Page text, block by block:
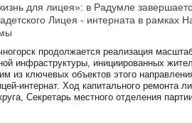
для лицея»: в Радумле
Лицея - интерната в рамках
продолжается реализация
инфраструктуры, инициированных
из ключевых объектов этого
интернат. Ход капитального ремонта
Секретарь местного отделения